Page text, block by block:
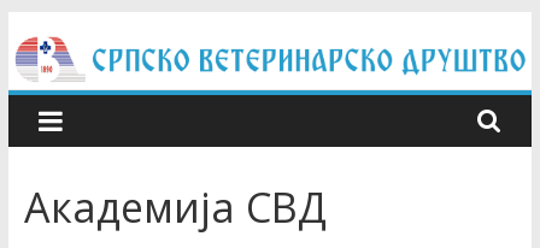
to
content
Академија СВД